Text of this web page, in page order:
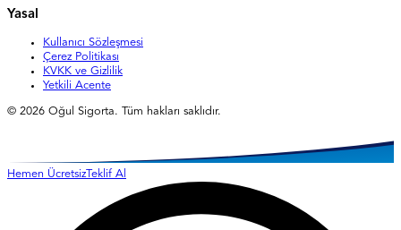
Yasal
Kullanıcı Sözleşmesi
Çerez Politikası
KVKK ve Gizlilik
Yetkili Acente
© 2026 Oğul Sigorta. Tüm hakları saklıdır.
Hemen ÜcretsizTeklif Al